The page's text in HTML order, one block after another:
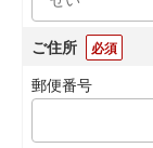
ご住所 必須
郵便番号